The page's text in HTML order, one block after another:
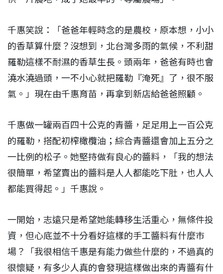
千惠笑說：「爸爸年輕時念的是農校，原本想，小小
的香草算什麼？沒想到，北台灣多雨的氣候，不利甜
羅勒這樣不耐濕的香草生長。頭兩年，爸爸有時也會
澆水澆過頭，一不小心就把羅勒『淹死』了，很不服
氣。」現在由千惠育苗，再拿到新店給爸爸照顧。
千惠做一罐兩百四十公克的青醬，足足用上一百公克
的羅勒，搭配初榨橄欖油；綜合青醬還會加上五分之
一比例的松子。她堅持做有良心的醬料，「我的想法
很簡單，希望賣出的醬料是人人都能吃下肚，也人人
都能買得起。」千惠說。
一開始，志遠只是希望她能轉移生活重心，無條件投
資，但心底並不十分看好這樣的手工醬料有什麼巿
場？「我很相信千惠是有能力做些什麼的，不過真的
很懷疑，有多少人真的會發現這樣做出來的青醬有什